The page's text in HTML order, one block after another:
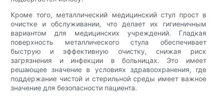
Кроме того, металлический медицинский стул прост в
очистке и обслуживании, что делает их гигиеничным
вариантом для медицинских учреждений. Гладкая
поверхность металлического стула обеспечивает
быструю и эффективную очистку, снижая риск
загрязнения и инфекции в больницах. Это имеет
решающее значение в условиях здравоохранения, где
поддержание чистой и стерильной среды имеет важное
значение для безопасности пациента.